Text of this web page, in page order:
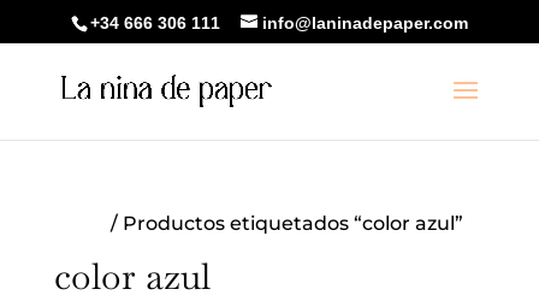
+34 666 306 111 info@laninadepaper.com
/ Productos etiquetados “color azul”
color azul